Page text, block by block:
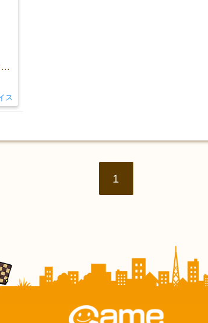
「チップアンドダイス」初のボードゲーム発売決定！ゲームマーケットで先行発売致します
ス
1